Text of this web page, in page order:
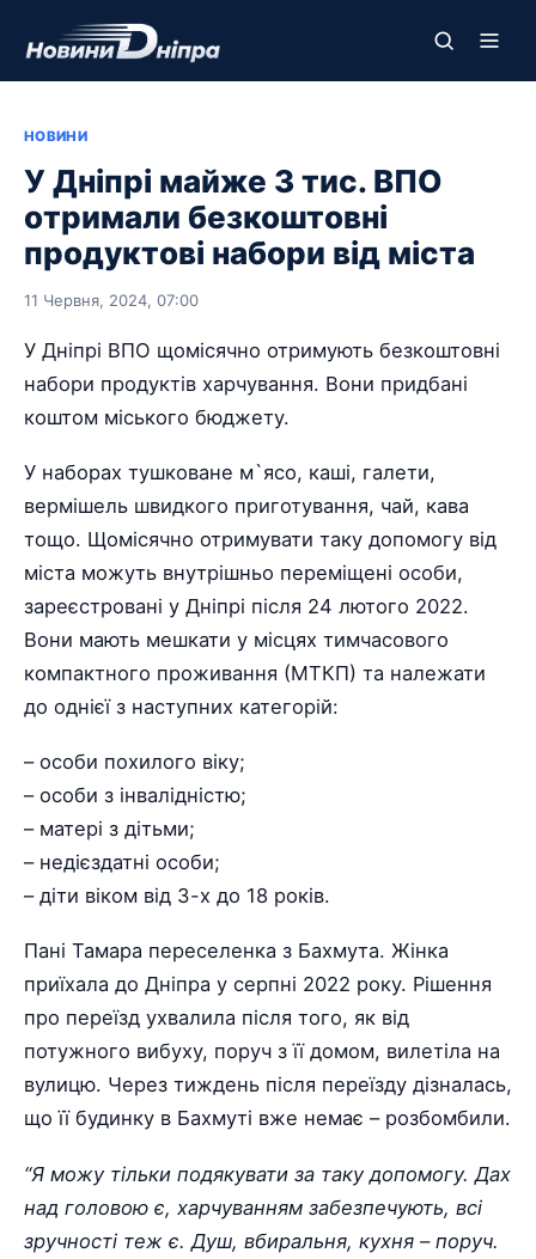
НОВИНИ
У Дніпрі майже 3 тис. ВПО
отримали безкоштовні
продуктові набори від міста
11 Червня, 2024, 07:00
У Дніпрі ВПО щомісячно отримують безкоштовні
набори продуктів харчування. Вони придбані
коштом міського бюджету.
У наборах тушковане м`ясо, каші, галети,
вермішель швидкого приготування, чай, кава
тощо. Щомісячно отримувати таку допомогу від
міста можуть внутрішньо переміщені особи,
зареєстровані у Дніпрі після 24 лютого 2022.
Вони мають мешкати у місцях тимчасового
компактного проживання (МТКП) та належати
до однієї з наступних категорій:
– особи похилого віку;
– особи з інвалідністю;
– матері з дітьми;
– недієздатні особи;
– діти віком від 3-х до 18 років.
Пані Тамара переселенка з Бахмута. Жінка
приїхала до Дніпра у серпні 2022 року. Рішення
про переїзд ухвалила після того, як від
потужного вибуху, поруч з її домом, вилетіла на
вулицю. Через тиждень після переїзду дізналась,
що її будинку в Бахмуті вже немає – розбомбили.
“Я можу тільки подякувати за таку допомогу. Дах
над головою є, харчуванням забезпечують, всі
зручності теж є. Душ, вбиральня, кухня – поруч.